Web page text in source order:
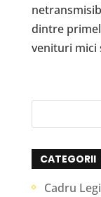
dintre
venituri mici
CATEGORII
Cadru